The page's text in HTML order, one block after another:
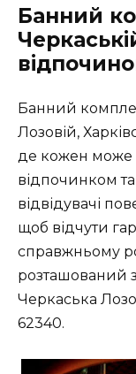
Банний
Банний
Лозовій,
де кожен може
відпочинком
відвідувачі
щоб відчути
справжньому
розташований
Черкаська
62340.